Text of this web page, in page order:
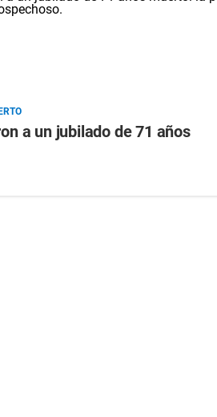
a un jubilado de 71 años